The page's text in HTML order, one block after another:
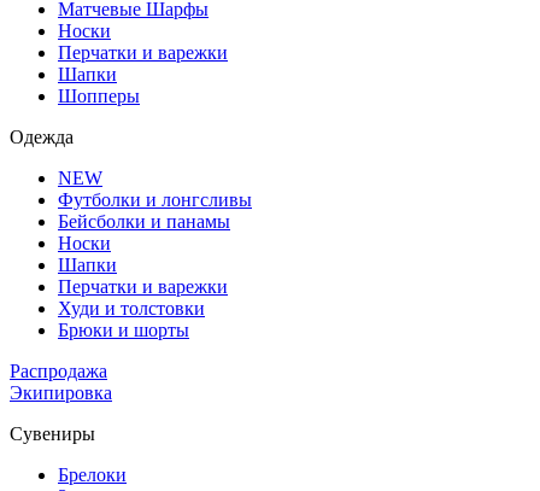
Матчевые Шарфы
Носки
Перчатки и варежки
Шапки
Шопперы
Одежда
NEW
Футболки и лонгсливы
Бейсболки и панамы
Носки
Шапки
Перчатки и варежки
Худи и толстовки
Брюки и шорты
Распродажа
Экипировка
Сувениры
Брелоки